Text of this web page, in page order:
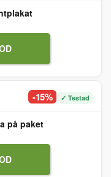
-15% ✓ Testad
på paket